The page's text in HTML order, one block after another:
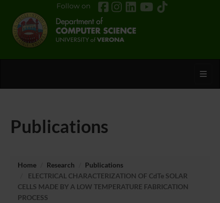
Follow on
Publications
Home Research
Publications
ELECTRICAL CHARACTERIZATION OF CdTe SOLAR
CELLS MADE BY A LOW TEMPERATURE FABRICATION
PROCESS